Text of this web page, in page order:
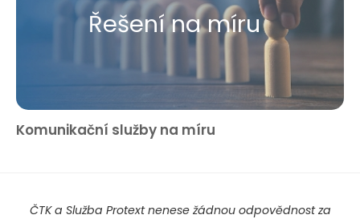
Řešení na míru
Komunikační služby na míru
ČTK a Služba Protext nenese žádnou odpovědnost za